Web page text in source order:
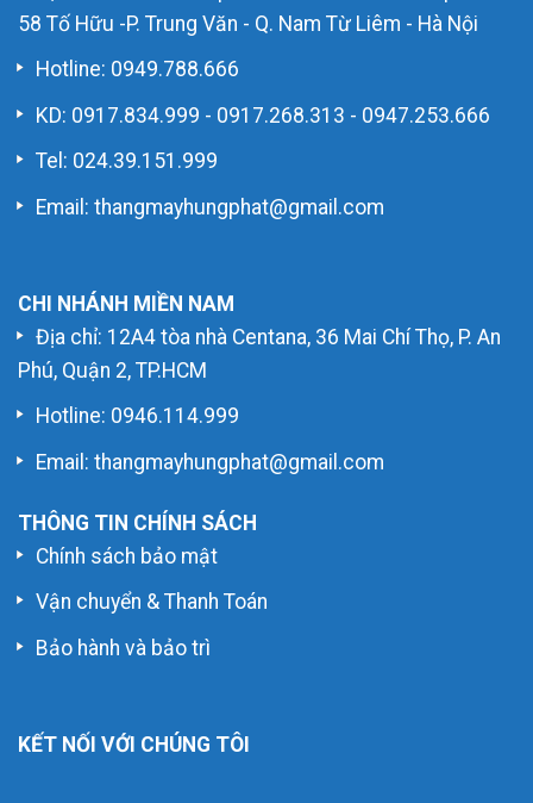
58 Tố Hữu -P. Trung Văn - Q. Nam Từ Liêm - Hà Nội
Hotline: 0949.788.666
KD: 0917.834.999 - 0917.268.313 - 0947.253.666
Tel: 024.39.151.999
Email: thangmayhungphat@gmail.com
CHI NHÁNH MIỀN NAM
Địa chỉ: 12A4 tòa nhà Centana, 36 Mai Chí Thọ, P. An
Phú, Quận 2, TP.HCM
Hotline: 0946.114.999
Email: thangmayhungphat@gmail.com
THÔNG TIN CHÍNH SÁCH
Chính sách bảo mật
Vận chuyển & Thanh Toán
Bảo hành và bảo trì
KẾT NỐI VỚI CHÚNG TÔI